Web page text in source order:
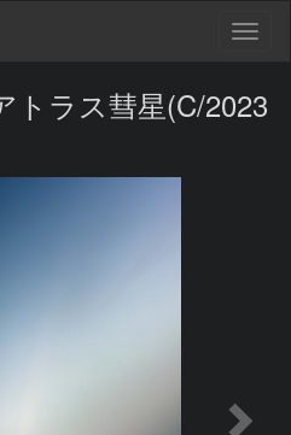
トラス彗星(C/2023